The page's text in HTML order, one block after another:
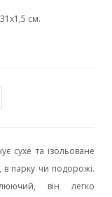
см.
сухе та ізольоване
в парку чи подорожі.
він легко